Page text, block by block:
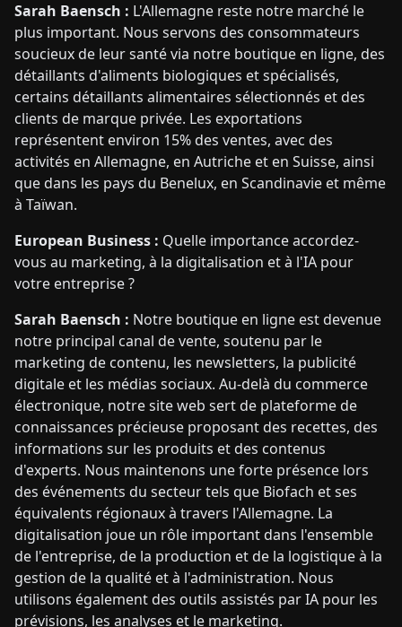
Sarah Baensch : L'Allemagne reste notre marché le
plus important. Nous servons des consommateurs
soucieux de leur santé via notre boutique en ligne, des
détaillants d'aliments biologiques et spécialisés,
certains détaillants alimentaires sélectionnés et des
clients de marque privée. Les exportations
représentent environ 15% des ventes, avec des
activités en Allemagne, en Autriche et en Suisse, ainsi
que dans les pays du Benelux, en Scandinavie et même
à Taïwan.
European Business : Quelle importance accordez-
vous au marketing, à la digitalisation et à l'IA pour
votre entreprise ?
Sarah Baensch : Notre boutique en ligne est devenue
notre principal canal de vente, soutenu par le
marketing de contenu, les newsletters, la publicité
digitale et les médias sociaux. Au-delà du commerce
électronique, notre site web sert de plateforme de
connaissances précieuse proposant des recettes, des
informations sur les produits et des contenus
d'experts. Nous maintenons une forte présence lors
des événements du secteur tels que Biofach et ses
équivalents régionaux à travers l'Allemagne. La
digitalisation joue un rôle important dans l'ensemble
de l'entreprise, de la production et de la logistique à la
gestion de la qualité et à l'administration. Nous
utilisons également des outils assistés par IA pour les
prévisions, les analyses et le marketing.